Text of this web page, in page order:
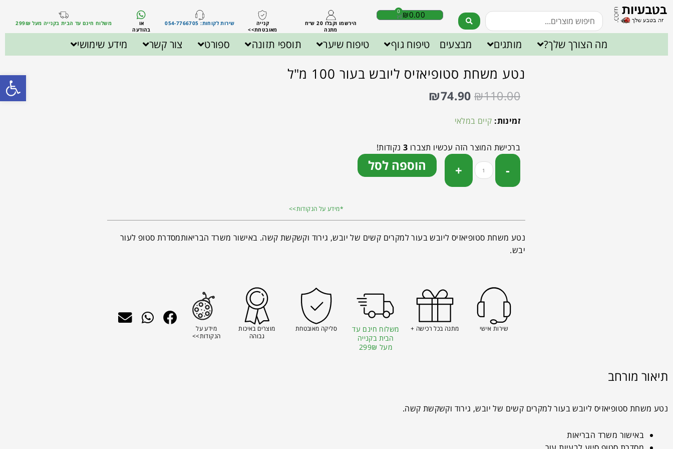
₪0.00
0
הירשמו וקבלו 20 ש״ח
מתנה
קנייה
מאובטחת>>
שירות לקוחות: 054-7766705
או
בהודעה
משלוח חינם עד הבית בקנייה מעל 299₪
מה הצורך שלך? מותגים מבצעים טיפוח גוף טיפוח שיער תוספי תזונה ספורט צור קשר מידע שימושי
נטע משחת סטופיאזיס ליובש בעור 100 מ"ל
₪110.00
₪74.90
זמינות: קיים במלאי
ברכישת המוצר הזה עכשיו תצברו 3 נקודות!
הוספה לסל
*מידע על הנקודות>>
נטע משחת סטופיאזיס ליובש בעור למקרים קשים של יובש, גירוד וקשקשת קשה. באישור משרד הבריאותמסדרת סטופ לעור
יבש.
שירות אישי מתנה בכל רכישה +
משלוח חינם עד
הבית בקנייה
מעל 299₪
סליקה מאובטחת
מוצרים באיכות
גבוהה
מידע על
הנקודות>>
תיאור מורחב
נטע משחת סטופיאזיס ליובש בעור למקרים קשים של יובש, גירוד וקשקשת קשה.
באישור משרד הבריאות
פתח